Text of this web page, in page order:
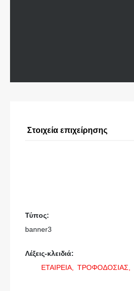
Στοιχεία επιχείρησης
Τύπος:
banner3
Λέξεις-κλειδιά:
ΕΤΑΙΡΕΙΑ,
ΤΡΟΦΟΔΟΣΙΑΣ,